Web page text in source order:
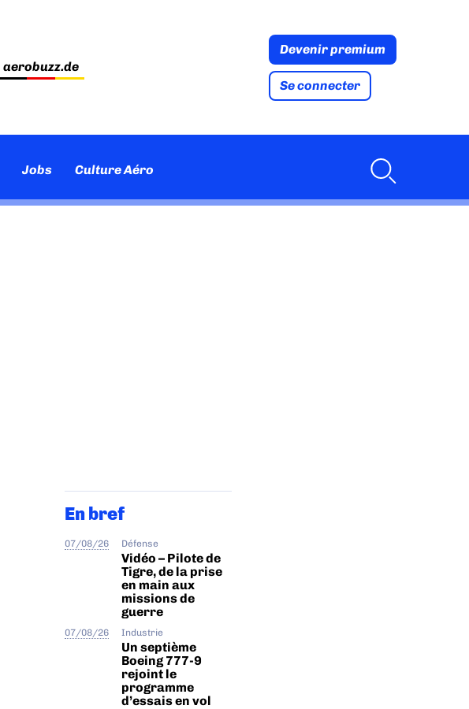
aerobuzz.de
Devenir premium
Se connecter
Jobs Culture Aéro
En bref
07/08/26 Défense
Vidéo – Pilote de
Tigre, de la prise
en main aux
missions de
guerre
07/08/26 Industrie
Un septième
Boeing 777-9
rejoint le
programme
d’essais en vol